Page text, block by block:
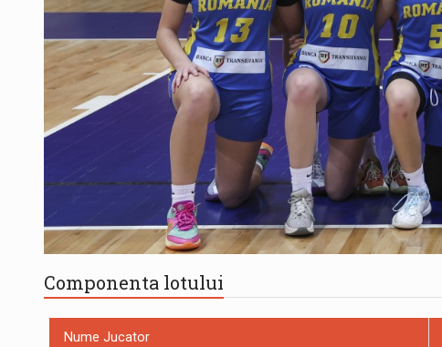
Componenta lotului
Nume Jucator